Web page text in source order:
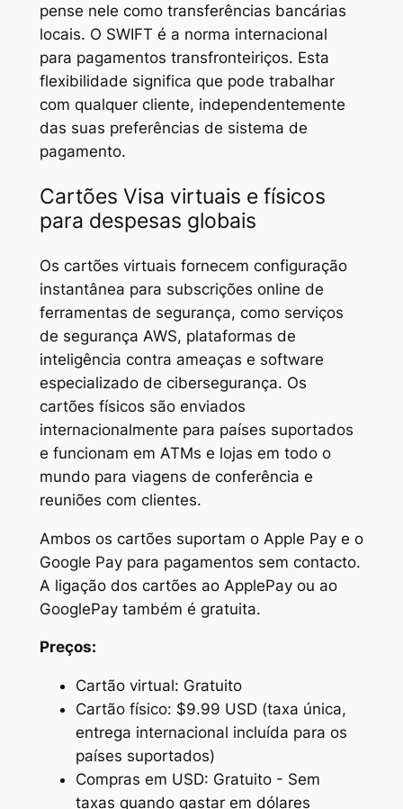
pense nele como transferências bancárias
locais. O SWIFT é a norma internacional
para pagamentos transfronteiriços. Esta
flexibilidade significa que pode trabalhar
com qualquer cliente, independentemente
das suas preferências de sistema de
pagamento.
Cartões Visa virtuais e físicos
para despesas globais
Os cartões virtuais fornecem configuração
instantânea para subscrições online de
ferramentas de segurança, como serviços
de segurança AWS, plataformas de
inteligência contra ameaças e software
especializado de cibersegurança. Os
cartões físicos são enviados
internacionalmente para países suportados
e funcionam em ATMs e lojas em todo o
mundo para viagens de conferência e
reuniões com clientes.
Ambos os cartões suportam o Apple Pay e o
Google Pay para pagamentos sem contacto.
A ligação dos cartões ao ApplePay ou ao
GooglePay também é gratuita.
Preços:
Cartão virtual: Gratuito
Cartão físico: $9.99 USD (taxa única,
entrega internacional incluída para os
países suportados)
Compras em USD: Gratuito - Sem
taxas quando gastar em dólares